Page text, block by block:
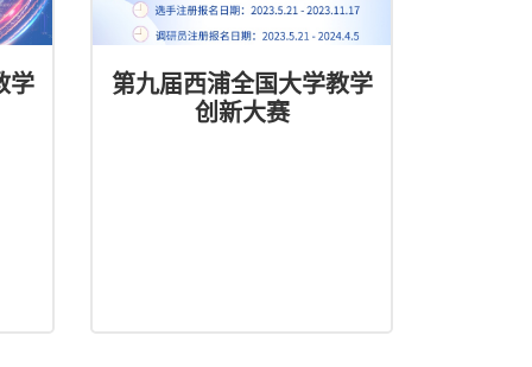
学
第九届西浦全国大学教学
创新大赛